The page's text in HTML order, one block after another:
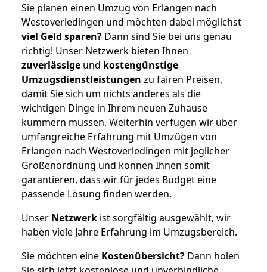
Sie planen einen Umzug von Erlangen nach
Westoverledingen und möchten dabei möglichst
viel Geld sparen? Dann sind Sie bei uns genau
richtig! Unser Netzwerk bieten Ihnen
zuverlässige und kostengünstige
Umzugsdienstleistungen zu fairen Preisen,
damit Sie sich um nichts anderes als die
wichtigen Dinge in Ihrem neuen Zuhause
kümmern müssen. Weiterhin verfügen wir über
umfangreiche Erfahrung mit Umzügen von
Erlangen nach Westoverledingen mit jeglicher
Größenordnung und können Ihnen somit
garantieren, dass wir für jedes Budget eine
passende Lösung finden werden.
Unser Netzwerk ist sorgfältig ausgewählt, wir
haben viele Jahre Erfahrung im Umzugsbereich.
Sie möchten eine Kostenübersicht? Dann holen